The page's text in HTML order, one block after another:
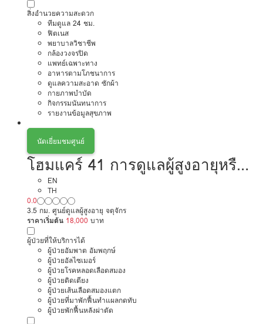
สิ่งอำนวยความสะดวก
ทีมดูแล 24 ชม.
ฟิตเนส
พยาบาลวิชาชีพ
กล้องวงจรปิด
แพทย์เฉพาะทาง
อาหารตามโภชนาการ
ดูแลความสะอาด ซักผ้า
กายภาพบำบัด
กิจกรรมนันทนาการ
รายงานข้อมูลสุขภาพ
นัดเยี่ยมชมศูนย์
โฮมแคร์ 41 การดูแลผู้สูงอายุหรือผู้
มีภาวะพึ่งพิง
EN
TH
0.0
3.5 กม. ศูนย์ดูแลผู้สูงอายุ จตุจักร
ราคาเริ่มต้น 18,000 บาท
ผู้ป่วยที่ให้บริการได้
ผู้ป่วยอัมพาต อัมพฤกษ์
ผู้ป่วยอัลไซเมอร์
ผู้ป่วยโรคหลอดเลือดสมอง
ผู้ป่วยติดเตียง
ผู้ป่วยเส้นเลือดสมองแตก
ผู้ป่วยที่มาพักฟื้นทำแผลกดทับ
ผู้ป่วยพักฟื้นหลังผ่าตัด